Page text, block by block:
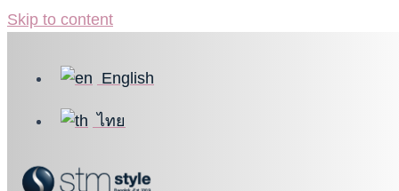
Skip to content
English
ไทย